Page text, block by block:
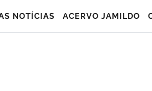
NOTÍCIAS ACERVO JAMILDO